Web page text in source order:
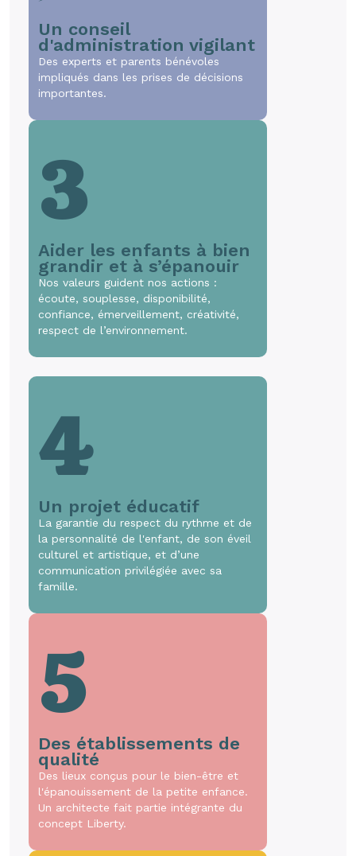
Un conseil
d'administration vigilant
Des experts et parents bénévoles
impliqués dans les prises de décisions
importantes.
3
Aider les enfants à bien
grandir et à s’épanouir
Nos valeurs guident nos actions :
écoute, souplesse, disponibilité,
confiance, émerveillement, créativité,
respect de l’environnement.
4
Un projet éducatif
La garantie du respect du rythme et de
la personnalité de l'enfant, de son éveil
culturel et artistique, et d’une
communication privilégiée avec sa
famille.
5
Des établissements de
qualité
Des lieux conçus pour le bien-être et
l'épanouissement de la petite enfance.
Un architecte fait partie intégrante du
concept Liberty.